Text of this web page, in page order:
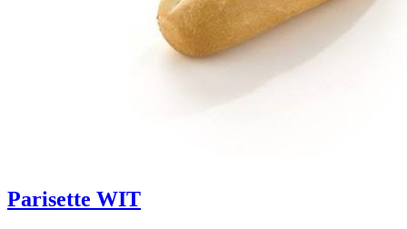
Parisette WIT